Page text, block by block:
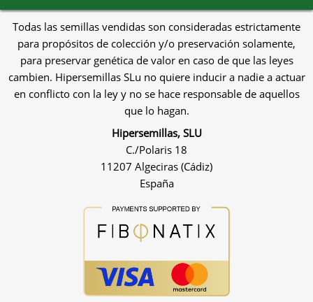
Todas las semillas vendidas son consideradas estrictamente
para propósitos de colección y/o preservación solamente,
para preservar genética de valor en caso de que las leyes
cambien. Hipersemillas SLu no quiere inducir a nadie a actuar
en conflicto con la ley y no se hace responsable de aquellos
que lo hagan.
Hipersemillas, SLU
C./Polaris 18
11207 Algeciras (Cádiz)
España